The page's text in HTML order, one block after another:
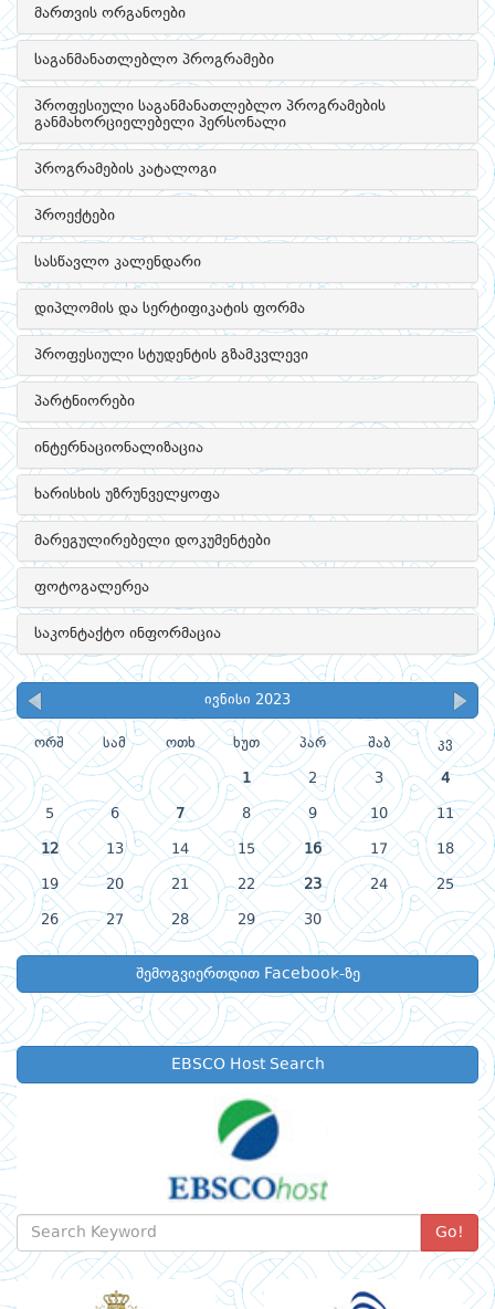
მართვის ორგანოები
საგანმანათლებლო პროგრამები
პროფესიული საგანმანათლებლო პროგრამების
განმახორციელებელი პერსონალი
პროგრამების კატალოგი
პროექტები
სასწავლო კალენდარი
დიპლომის და სერტიფიკატის ფორმა
პროფესიული სტუდენტის გზამკვლევი
პარტნიორები
ინტერნაციონალიზაცია
ხარისხის უზრუნველყოფა
მარეგულირებელი დოკუმენტები
ფოტოგალერეა
საკონტაქტო ინფორმაცია
ივნისი 2023
ორშ სამ ოთხ ხუთ პარ შაბ კვ
1 2 3 4
5 6 7 8 9 10 11
12 13 14 15 16 17 18
19 20 21 22 23 24 25
26 27 28 29 30
შემოგვიერთდით Facebook-ზე
EBSCO Host Search
Go!